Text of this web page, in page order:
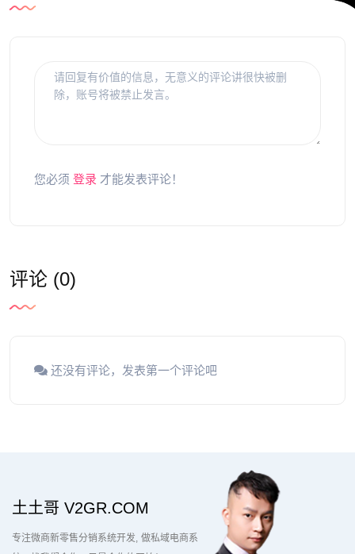
您必须 登录 才能发表评论！
评论 (0)
还没有评论，发表第一个评论吧
土土哥 V2GR.COM
专注微商新零售分销系统开发 做私域电商系